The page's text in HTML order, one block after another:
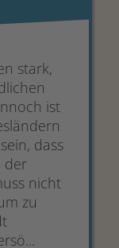
stark,
ist
dass
der
nicht
zu